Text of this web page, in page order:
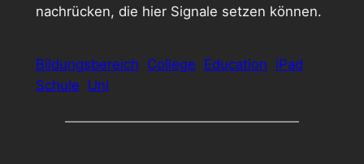
nachrücken, die hier Signale setzen können.
Bildungsbereich College Education iPad
Schule Uni